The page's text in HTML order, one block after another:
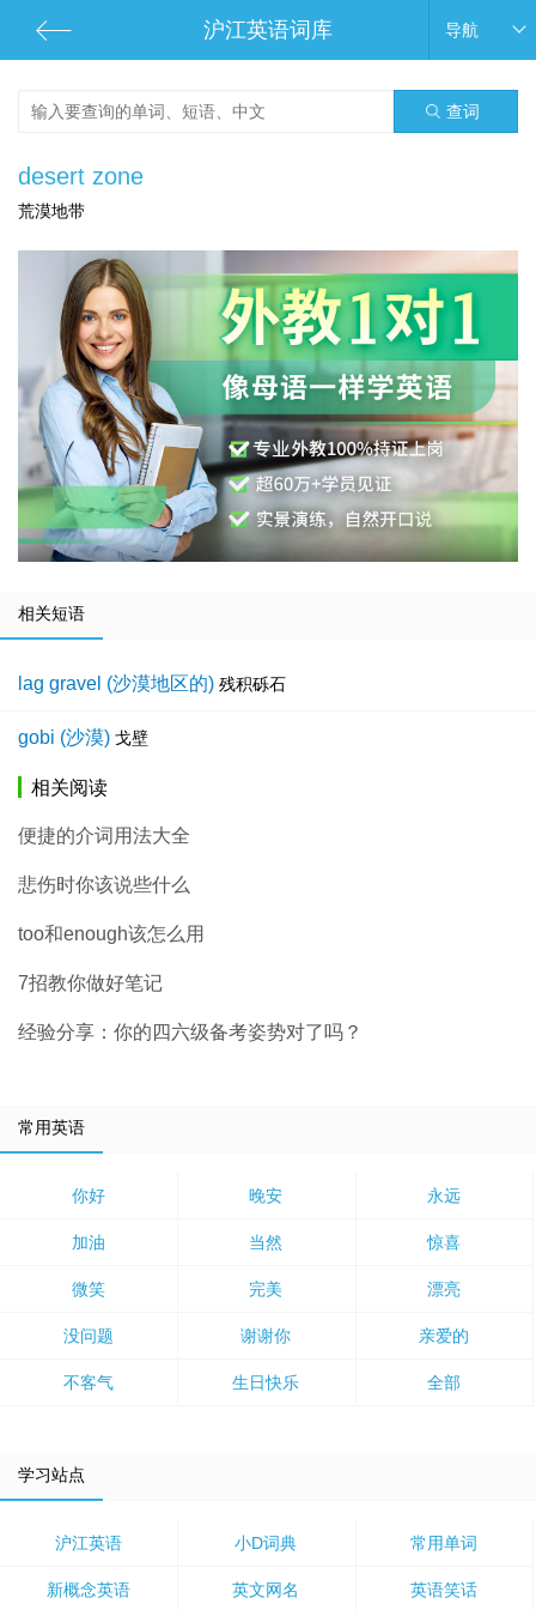
沪江英语词库 导航
查词
desert zone
荒漠地带
相关短语
lag gravel (沙漠地区的) 残积砾石
gobi (沙漠) 戈壁
相关阅读
便捷的介词用法大全
悲伤时你该说些什么
too和enough该怎么用
7招教你做好笔记
经验分享：你的四六级备考姿势对了吗？
常用英语
你好 晚安 永远
加油 当然 惊喜
微笑 完美 漂亮
没问题 谢谢你 亲爱的
不客气 生日快乐 全部
学习站点
沪江英语 小D词典 常用单词
新概念英语 英文网名 英语笑话